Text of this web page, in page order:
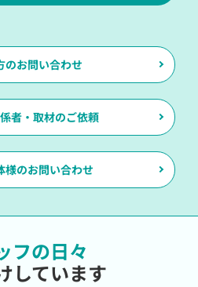
のお問い合わせ
者・取材のご依頼
様のお問い合わせ
フの日々
しています